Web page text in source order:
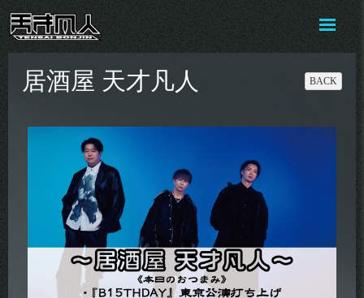
居酒屋 天才凡人 BACK